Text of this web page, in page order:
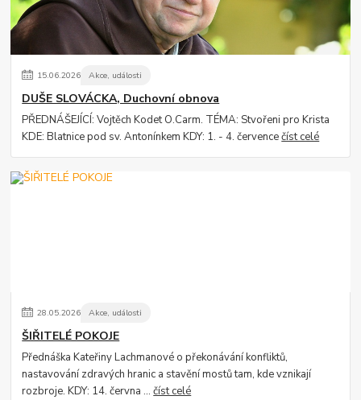
15.06.2026 Akce, události
DUŠE SLOVÁCKA, Duchovní obnova
PŘEDNÁŠEJÍCÍ: Vojtěch Kodet O.Carm. TÉMA: Stvořeni pro Krista
KDE: Blatnice pod sv. Antonínkem KDY: 1. - 4. červencečíst celé
28.05.2026 Akce, události
ŠIŘITELÉ POKOJE
Přednáška Kateřiny Lachmanové o překonávání konfliktů,
nastavování zdravých hranic a stavění mostů tam, kde vznikají
rozbroje. KDY: 14. června ...číst celé